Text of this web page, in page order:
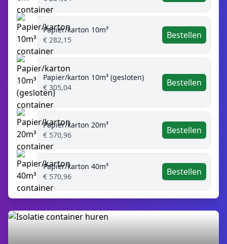
Papier/karton 10m³
€ 282,15
Bestellen
Papier/karton 10m³ (gesloten)
€ 305,04
Bestellen
Papier/karton 20m³
€ 570,96
Bestellen
Papier/karton 40m³
€ 570,96
Bestellen